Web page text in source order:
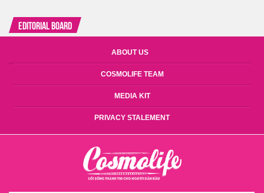
Editorial Board
ABOUT US
COSMOLIFE TEAM
MEDIA KIT
PRIVACY STALEMENT